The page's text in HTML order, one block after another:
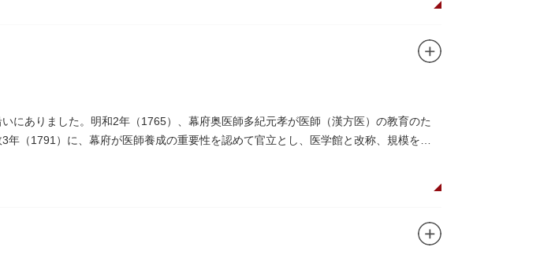
にありました。明和2年（1765）、幕府奥医師多紀元孝が医師（漢方医）の教育のた
（1791）に、幕府が医師養成の重要性を認めて官立とし、医学館と改称、規模を拡